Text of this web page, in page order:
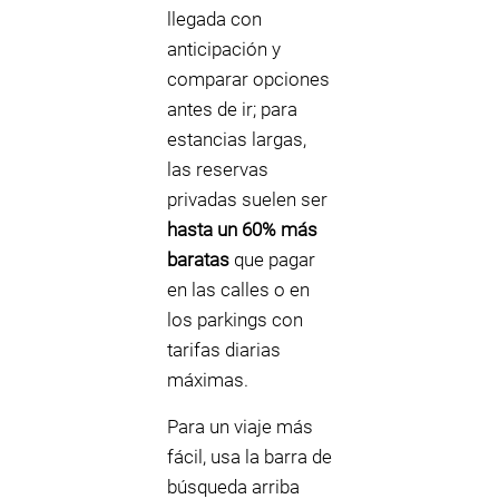
llegada con
anticipación y
comparar opciones
antes de ir; para
estancias largas,
las reservas
privadas suelen ser
hasta un 60% más
baratas que pagar
en las calles o en
los parkings con
tarifas diarias
máximas.
Para un viaje más
fácil, usa la barra de
búsqueda arriba